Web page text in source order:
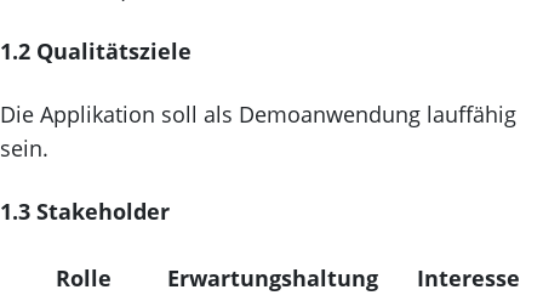
1.2 Qualitätsziele
Die Applikation soll als Demoanwendung lauffähig
sein.
1.3 Stakeholder
Rolle Erwartungshaltung Interesse